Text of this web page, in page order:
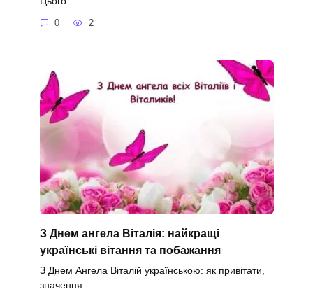
0 2
З Днем ангела Віталія: найкращі
українські вітання та побажання
З Днем Ангела Віталій українською: як привітати,
значення